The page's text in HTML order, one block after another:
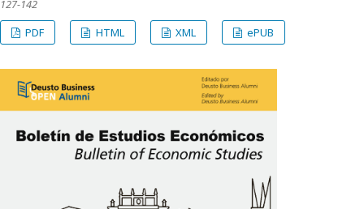
127-142
PDF
HTML XML ePUB